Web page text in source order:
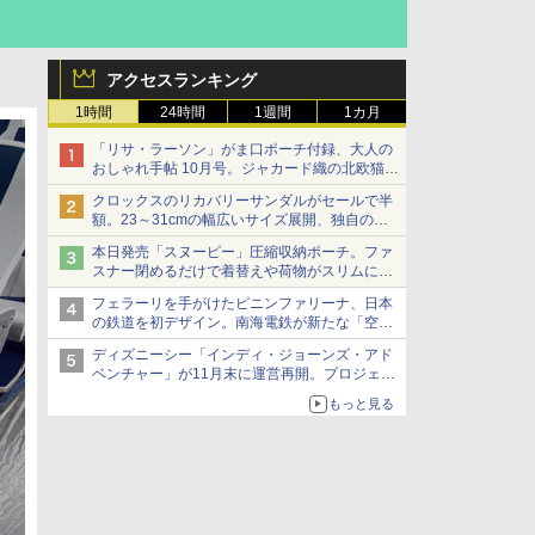
アクセスランキング
1時間 24時間 1週間 1カ月
「リサ・ラーソン」がま口ポーチ付録、大人の
おしゃれ手帖 10月号。ジャカード織の北欧猫デ
ザイン
クロックスのリカバリーサンダルがセールで半
額。23～31cmの幅広いサイズ展開、独自のク
ッション素材を採用
本日発売「スヌーピー」圧縮収納ポーチ。ファ
スナー閉めるだけで着替えや荷物がスリムにま
とまる
フェラーリを手がけたピニンファリーナ、日本
の鉄道を初デザイン。南海電鉄が新たな「空港
特急」をなにわ筋線へ導入
ディズニーシー「インディ・ジョーンズ・アド
ベンチャー」が11月末に運営再開。プロジェク
ションマッピングを追加、DPAは1500円
もっと見る